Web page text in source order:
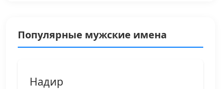
Популярные мужские имена
Надир